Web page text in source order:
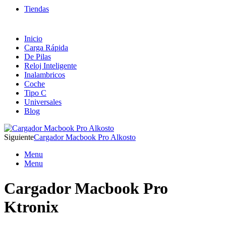
Más Baratos
Tiendas
Inicio
Carga Rápida
De Pilas
Reloj Inteligente
Inalambricos
Coche
Tipo C
Universales
Blog
SiguienteCargador Macbook Pro Alkosto
Menu
Menu
Cargador Macbook Pro
Ktronix